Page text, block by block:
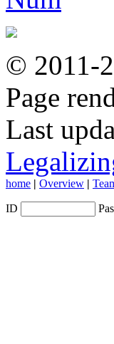
© 2011-
Page
Last
home | Overview |
ID